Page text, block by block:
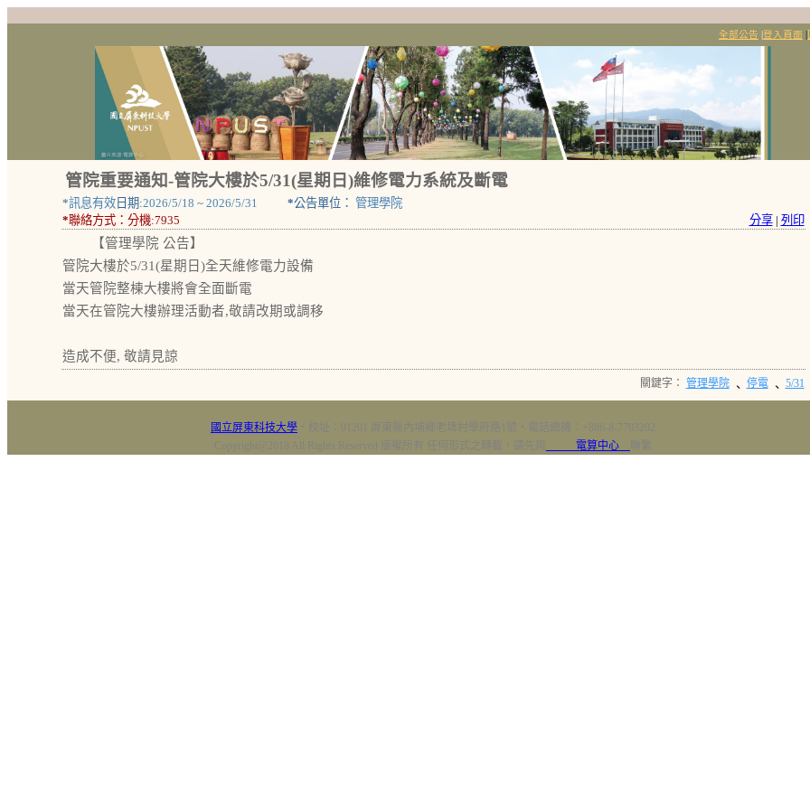
全部公告 登入頁面
管院重要通知-管院大樓於5/31(星期日)維修電力系統及斷電
*訊息有效日期:2026/5/18 ~ 2026/5/31 *公告單位： 管理學院
*聯絡方式： 分機:7935 分享 | 列印
【管理學院 公告】
管院大樓於5/31(星期日)全天維修電力設備
當天管院整棟大樓將會全面斷電
當天在管院大樓辦理活動者,敬請改期或調移
造成不便, 敬請見諒
關鍵字： 管理學院 、 停電 、 5/31
國立屏東科技大學
電算中心